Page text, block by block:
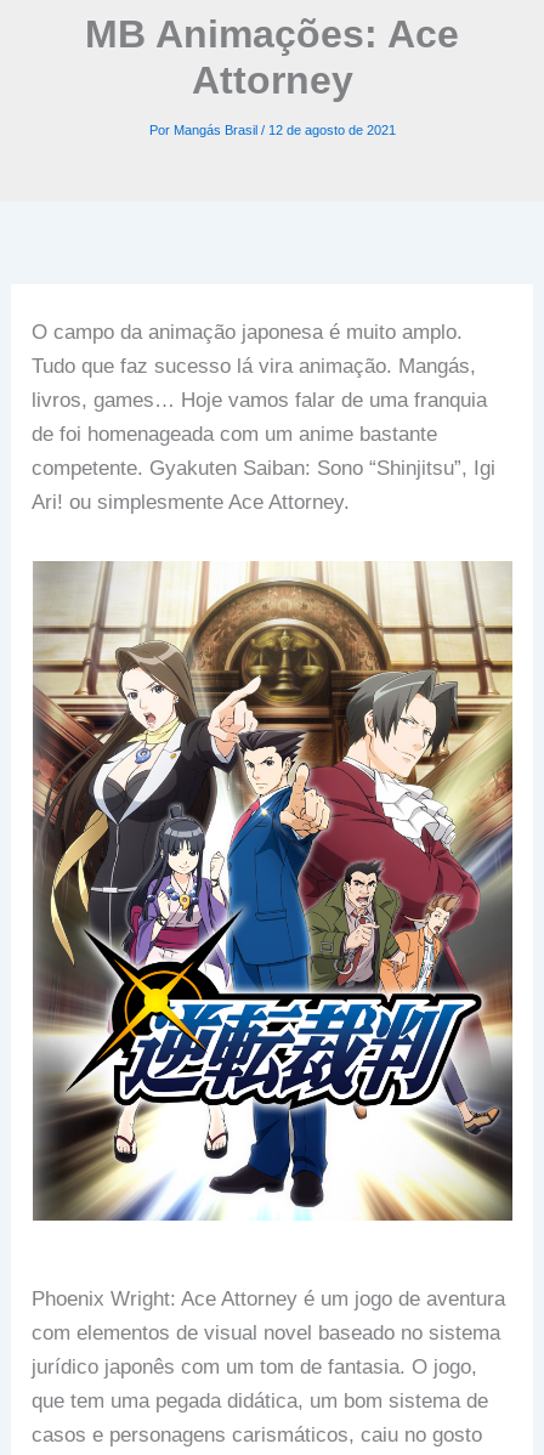
MB Animações: Ace
Attorney
Por Mangás Brasil / 12 de agosto de 2021
O campo da animação japonesa é muito amplo.
Tudo que faz sucesso lá vira animação. Mangás,
livros, games… Hoje vamos falar de uma franquia
de foi homenageada com um anime bastante
competente. Gyakuten Saiban: Sono “Shinjitsu”, Igi
Ari! ou simplesmente Ace Attorney.
Phoenix Wright: Ace Attorney é um jogo de aventura
com elementos de visual novel baseado no sistema
jurídico japonês com um tom de fantasia. O jogo,
que tem uma pegada didática, um bom sistema de
casos e personagens carismáticos, caiu no gosto